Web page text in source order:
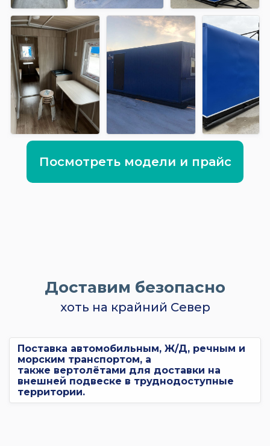
Посмотреть модели и прайс
Доставим безопасно
хоть на крайний Север
Поставка автомобильным, Ж/Д, речным и
морским транспортом, а
также вертолётами для доставки на
внешней подвеске в труднодоступные
территории.